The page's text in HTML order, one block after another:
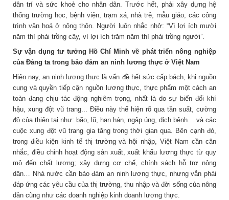
dân trí và sức khoẻ cho nhân dân. Trước hết, phải xây dựng hệ
thống trường học, bệnh viện, trạm xá, nhà trẻ, mẫu giáo, các công
trình văn hoá ở nông thôn. Người luôn nhắc nhở: “Vì lợi ích mười
năm thì phải trồng cây, vì lợi ích trăm năm thì phải trồng người”.
Sự vận dụng tư tưởng Hồ Chí Minh về phát triển nông nghiệp
của Đảng ta trong bảo đảm an ninh lương thực ở Việt Nam
Hiện nay, an ninh lương thực là vấn đề hết sức cấp bách, khi nguồn
cung và quyền tiếp cận nguồn lương thực, thực phẩm một cách an
toàn đang chịu tác động nghiêm trọng, nhất là do sự biến đổi khí
hậu, xung đột vũ trang... Điều này thể hiện rõ qua tần suất, cường
độ của thiên tai như: bão, lũ, hạn hán, ngập úng, dịch bệnh… và các
cuộc xung đột vũ trang gia tăng trong thời gian qua. Bên cạnh đó,
trong điều kiện kinh tế thị trường và hội nhập, Việt Nam cần cân
nhắc, điều chỉnh hoạt động sản xuất, xuất khẩu lương thực từ quy
mô đến chất lượng; xây dựng cơ chế, chính sách hỗ trợ nông
dân… Nhà nước cần bảo đảm an ninh lương thực, nhưng vẫn phải
đáp ứng các yêu cầu của thị trường, thu nhập và đời sống của nông
dân cũng như các doanh nghiệp kinh doanh lương thực.